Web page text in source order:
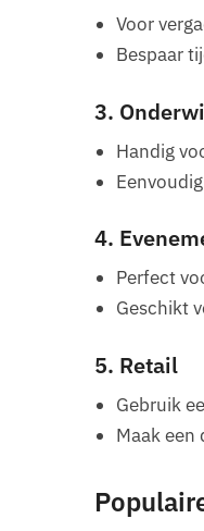
Voor
Bespaar
3.
Handig
4.
Perfect
Geschikt
5. Retail
Gebruik
Maak